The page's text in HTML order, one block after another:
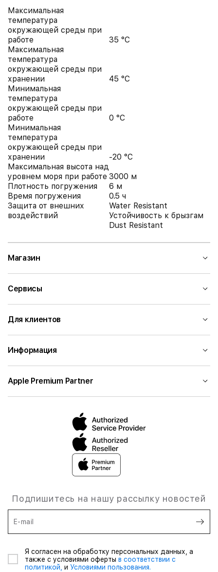
Максимальная
температура
окружающей среды при
работе
35 °C
Максимальная
температура
окружающей среды при
хранении
45 °C
Минимальная
температура
окружающей среды при
работе
0 °C
Минимальная
температура
окружающей среды при
хранении
-20 °C
Максимальная высота над
уровнем моря при работе 3000 м
Плотность погружения
6 м
Время погружения
0.5 ч
Защита от внешних
воздействий
Water Resistant
Устойчивость к брызгам
Dust Resistant
Магазин
Сервисы
Для клиентов
Информация
Apple Premium Partner
Подпишитесь на нашу рассылку новостей
E-mail
Я согласен на обработку персональных данных, а
также с условиями оферты в соответствии с
политикой, и Условиями пользования.